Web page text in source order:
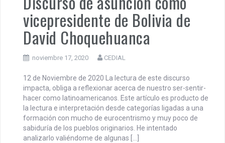
Discurso de asunción como
vicepresidente de Bolivia de
David Choquehuanca
noviembre 17, 2020 CEDIAL